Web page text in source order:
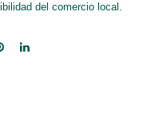
del comercio local.